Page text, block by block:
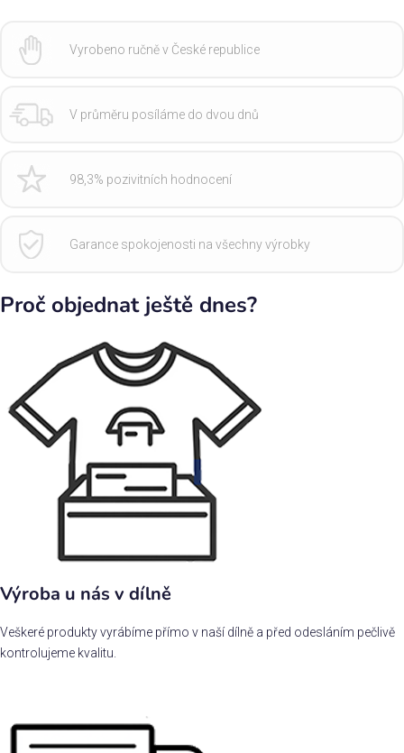
Vyrobeno ručně v České republice
V průměru posíláme do dvou dnů
98,3% pozivitních hodnocení
Garance spokojenosti na všechny výrobky
Proč objednat ještě dnes?
Výroba u nás v dílně
Veškeré produkty vyrábíme přímo v naší dílně a před odesláním pečlivě
kontrolujeme kvalitu.